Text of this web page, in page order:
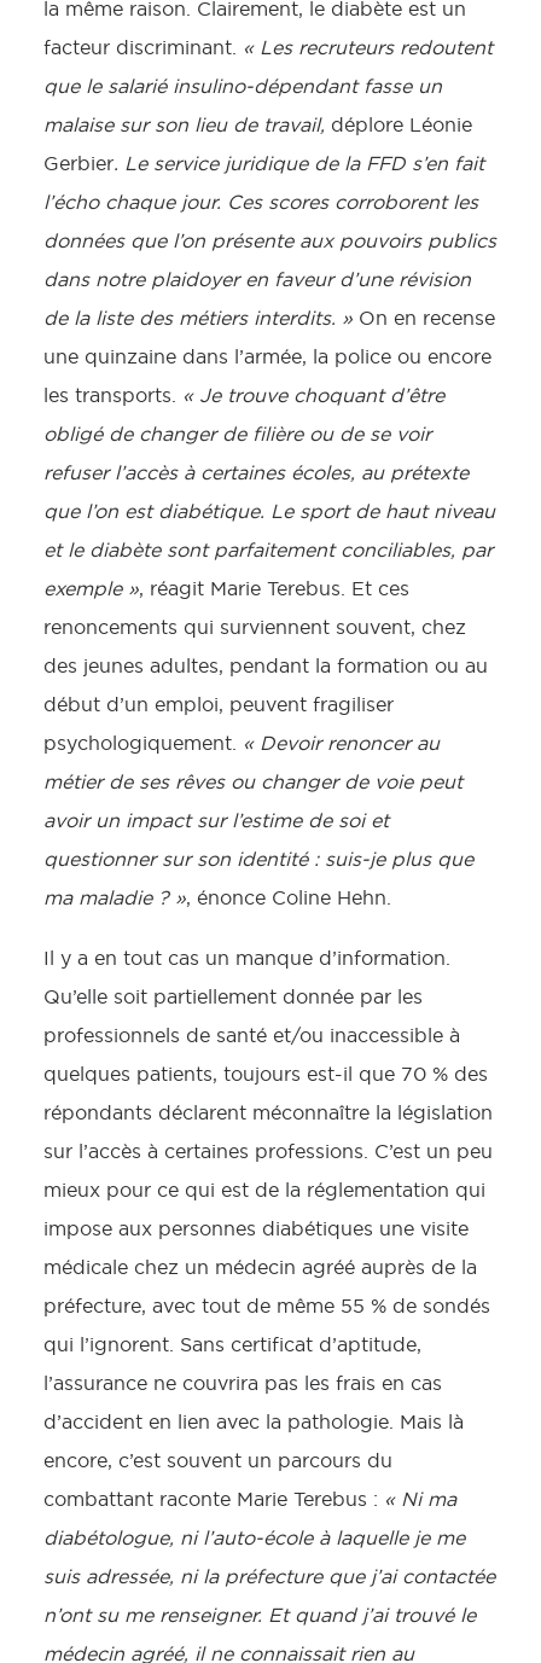
la même raison. Clairement, le diabète est un
facteur discriminant.
« Les recruteurs redoutent
que le salarié insulino-dépendant fasse un
malaise sur son lieu de travail, déplore Léonie
Gerbier. Le service juridique de la FFD s’en fait
l’écho chaque jour. Ces scores corroborent les
données que l’on présente aux pouvoirs publics
dans notre plaidoyer en faveur d’une révision
de la liste des métiers interdits. » On en recense
une quinzaine dans l’armée, la police ou encore
les transports.
« Je trouve choquant d’être
obligé de changer de filière ou de se voir
refuser l’accès à certaines écoles, au prétexte
que l’on est diabétique. Le sport de haut niveau
et le diabète sont parfaitement conciliables, par
exemple », réagit Marie Terebus. Et ces
renoncements qui surviennent souvent, chez
des jeunes adultes, pendant la formation ou au
début d’un emploi, peuvent fragiliser
psychologiquement.
« Devoir renoncer au
métier de ses rêves ou changer de voie peut
avoir un impact sur l’estime de soi et
questionner sur son identité : suis-je plus que
ma maladie ? », énonce Coline Hehn.
Il y a en tout cas un manque d’information.
Qu’elle soit partiellement donnée par les
professionnels de santé et/ou inaccessible à
quelques patients, toujours est-il que 70 % des
répondants déclarent méconnaître la législation
sur l’accès à certaines professions. C’est un peu
mieux pour ce qui est de la réglementation qui
impose aux personnes diabétiques une visite
médicale chez un médecin agréé auprès de la
préfecture, avec tout de même 55 % de sondés
qui l’ignorent. Sans certificat d’aptitude,
l’assurance ne couvrira pas les frais en cas
d’accident en lien avec la pathologie. Mais là
encore, c’est souvent un parcours du
combattant raconte Marie Terebus : « Ni ma
diabétologue, ni l’auto-école à laquelle je me
suis adressée, ni la préfecture que j’ai contactée
n’ont su me renseigner. Et quand j’ai trouvé le
médecin agréé, il ne connaissait rien au